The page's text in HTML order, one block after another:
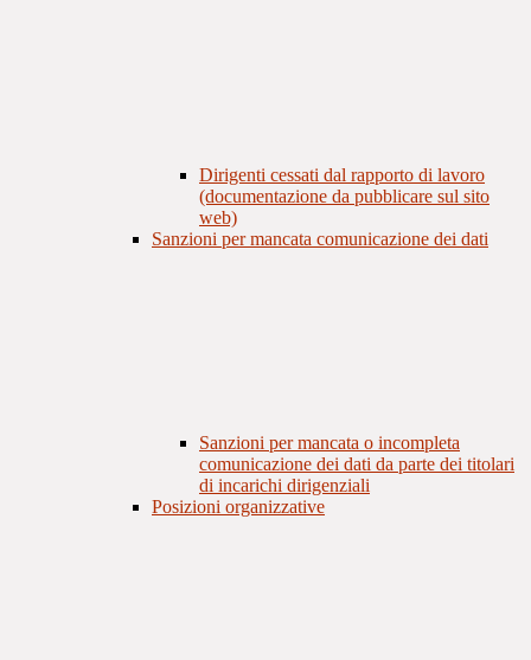
Dirigenti cessati dal rapporto di lavoro
(documentazione da pubblicare sul sito
web)
Sanzioni per mancata comunicazione dei dati
Sanzioni per mancata o incompleta
comunicazione dei dati da parte dei titolari
di incarichi dirigenziali
Posizioni organizzative